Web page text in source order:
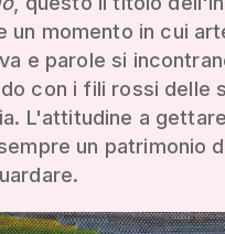
un momento in cui
e parole si
con i fili rossi delle
L'attitudine a
un patrimonio